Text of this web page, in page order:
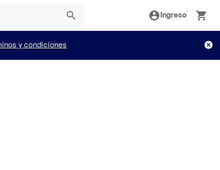
Ingreso
y condiciones